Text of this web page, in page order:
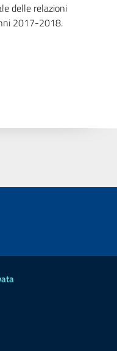
delle relazioni
2017-2018.